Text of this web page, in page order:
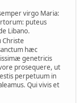
virgo Maria:
puteus
Libano.
Christe
hæc
genetricis
prosequere, ut
perpetuum in
Qui vivis et